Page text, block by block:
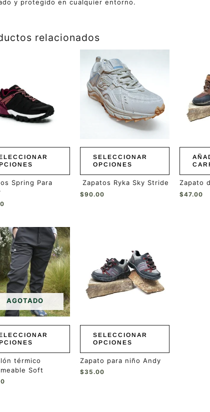
y protegido en cualquier entorno.
relacionados
Spring Para
SELECCIONAR
OPCIONES
producto
tiene
múltiples
variantes.
Las
opciones
en
página
de
producto
Zapatos Ryka Sky Stride
$90.00
Zapato
$47.00
AGOTADO
térmico
Soft
SELECCIONAR
OPCIONES
múltiples
variantes.
Las
opciones
se
en
página
de
producto
Zapato para niño Andy
$35.00